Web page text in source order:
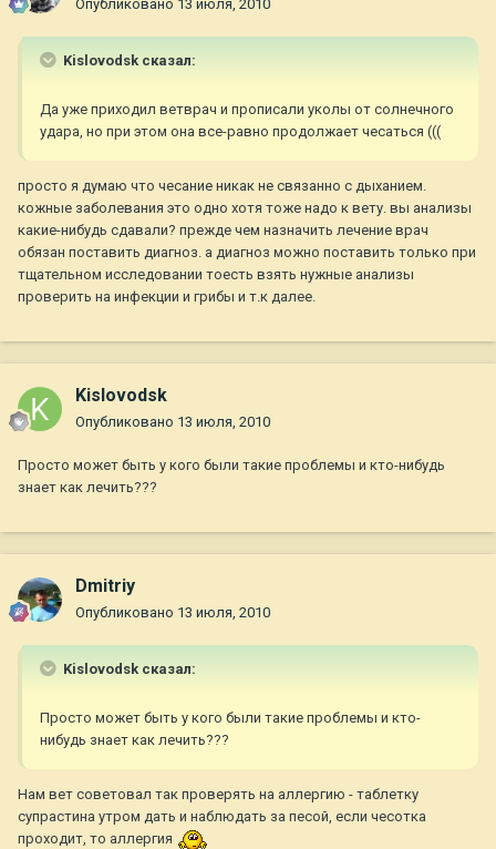
Опубликовано 13 июля, 2010
Kislovodsk сказал:
Да уже приходил ветврач и прописали уколы от солнечного
удара, но при этом она все-равно продолжает чесаться (((
просто я думаю что чесание никак не связанно с дыханием.
кожные заболевания это одно хотя тоже надо к вету. вы анализы
какие-нибудь сдавали? прежде чем назначить лечение врач
обязан поставить диагноз. а диагноз можно поставить только при
тщательном исследовании тоесть взять нужные анализы
проверить на инфекции и грибы и т.к далее.
Kislovodsk
Опубликовано 13 июля, 2010
Просто может быть у кого были такие проблемы и кто-нибудь
знает как лечить???
Dmitriy
Опубликовано 13 июля, 2010
Kislovodsk сказал:
Просто может быть у кого были такие проблемы и кто-
нибудь знает как лечить???
Нам вет советовал так проверять на аллергию - таблетку
супрастина утром дать и наблюдать за песой, если чесотка
проходит, то аллергия